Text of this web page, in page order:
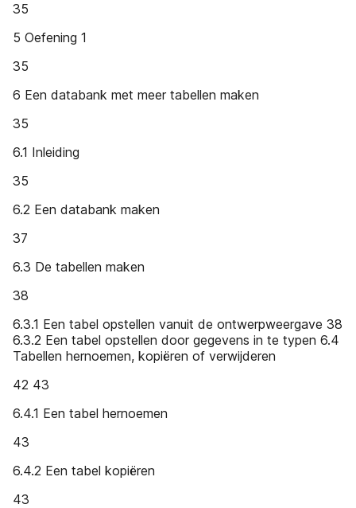
35
5 Oefening 1
35
6 Een databank met meer tabellen maken
35
6.1 Inleiding
35
6.2 Een databank maken
37
6.3 De tabellen maken
38
6.3.1 Een tabel opstellen vanuit de ontwerpweergave 38
6.3.2 Een tabel opstellen door gegevens in te typen 6.4
Tabellen hernoemen, kopiëren of verwijderen
42 43
6.4.1 Een tabel hernoemen
43
6.4.2 Een tabel kopiëren
43